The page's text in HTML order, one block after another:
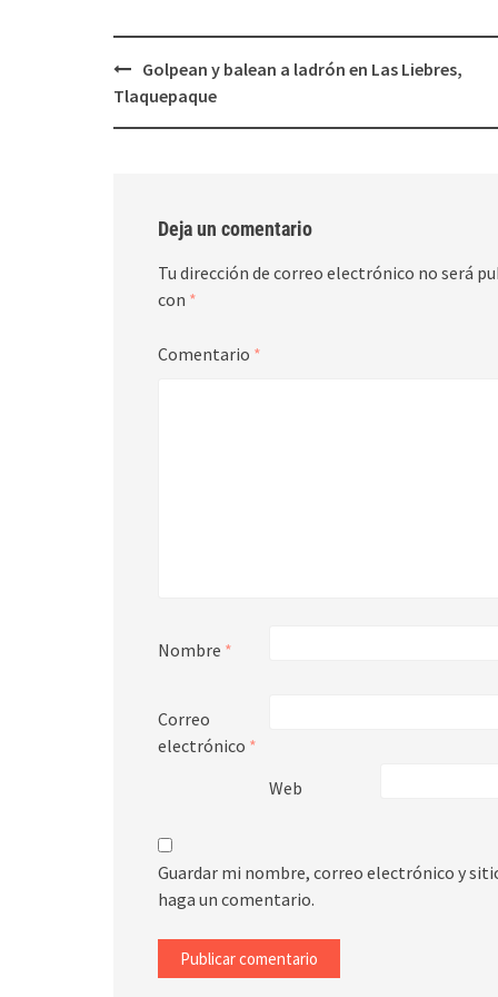
Post
navigation
Golpean y balean a ladrón en Las Liebres,
Tlaquepaque
Deja un comentario
Tu dirección de correo electrónico no será
con *
Comentario *
Nombre *
Correo
electrónico *
Web
Guardar mi nombre, correo electrónico y
haga un comentario.